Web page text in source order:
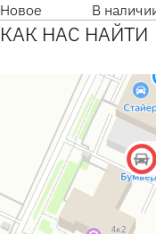
Новое
В
КАК НАС НАЙТИ